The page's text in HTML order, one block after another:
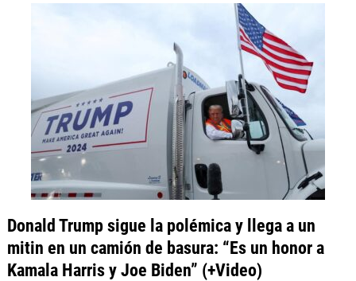
Donald Trump sigue la polémica y llega a un
mitin en un camión de basura: “Es un honor a
Kamala Harris y Joe Biden” (+Video)